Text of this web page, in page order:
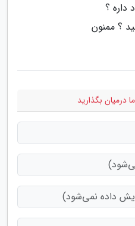
داره ؟
؟ ممنون
درمیان بگذارید